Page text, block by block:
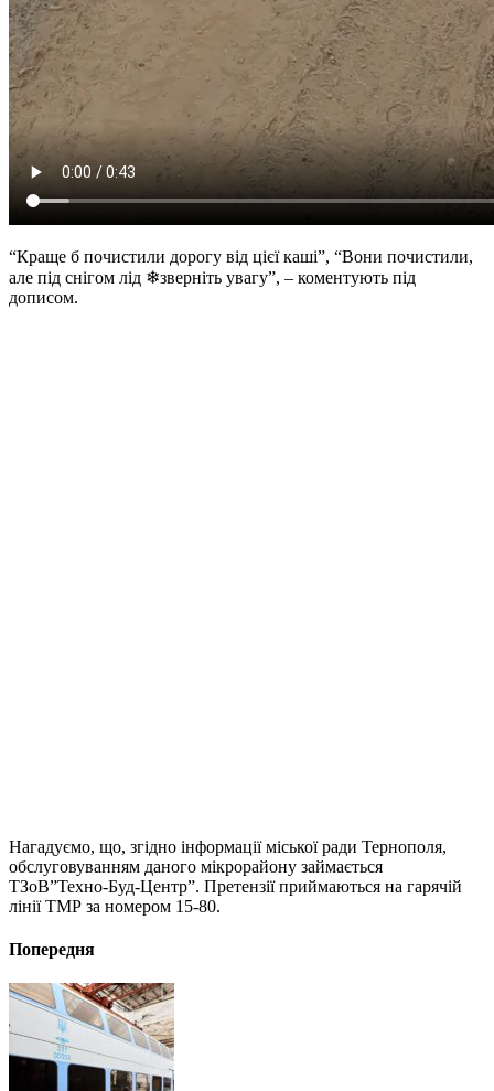
“Краще б почистили дорогу від цієї каші”, “Вони почистили,
але під снігом лід ❄зверніть увагу”, – коментують під
дописом.
Нагадуємо, що, згідно інформації міської ради Тернополя,
обслуговуванням даного мікрорайону займається
ТЗоВ”Техно-Буд-Центр”. Претензії приймаються на гарячій
лінії ТМР за номером 15-80.
Попередня